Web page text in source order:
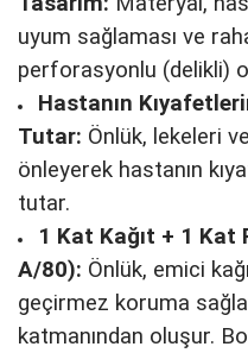
uyum sağlaması ve
perforasyonlu (delikli)
Hastanın
Tutar: Önlük, lekeleri ve
önleyerek hastanın
tutar.
1 Kat Kağıt + 1 Kat
A/80): Önlük, emici
geçirmez koruma
katmanından oluşur.